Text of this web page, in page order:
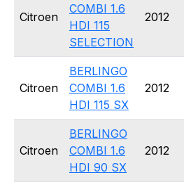
Citroen
COMBI 1.6
HDI 115
SELECTION
2012
Citroen
BERLINGO
COMBI 1.6
HDI 115 SX
2012
Citroen
BERLINGO
COMBI 1.6
HDI 90 SX
2012